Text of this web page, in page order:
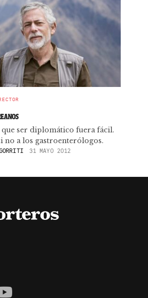
ser diplomático fuera fácil.
no a los gastroenterólogos.
31 MAYO 2012